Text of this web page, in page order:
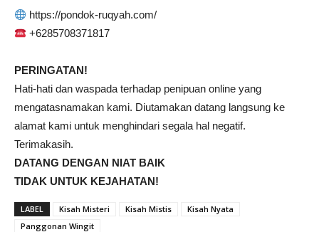
https://pondok-ruqyah.com/
+6285708371817
PERINGATAN!
Hati-hati dan waspada terhadap penipuan online yang
mengatasnamakan kami. Diutamakan datang langsung ke
alamat kami untuk menghindari segala hal negatif.
Terimakasih.
DATANG DENGAN NIAT BAIK
TIDAK UNTUK KEJAHATAN!
LABEL Kisah Misteri Kisah Mistis
Kisah Nyata
Panggonan Wingit